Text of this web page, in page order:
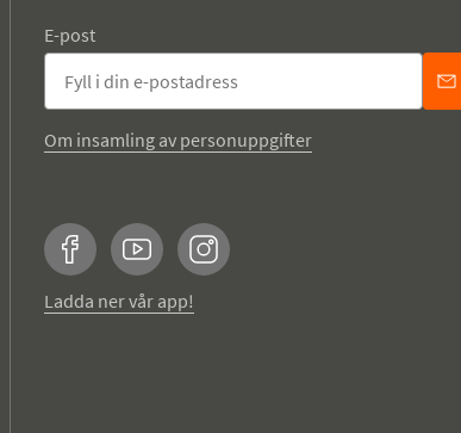
E-post
Om insamling av personuppgifter
FacebookYouTubeInstagram
Ladda ner vår app!